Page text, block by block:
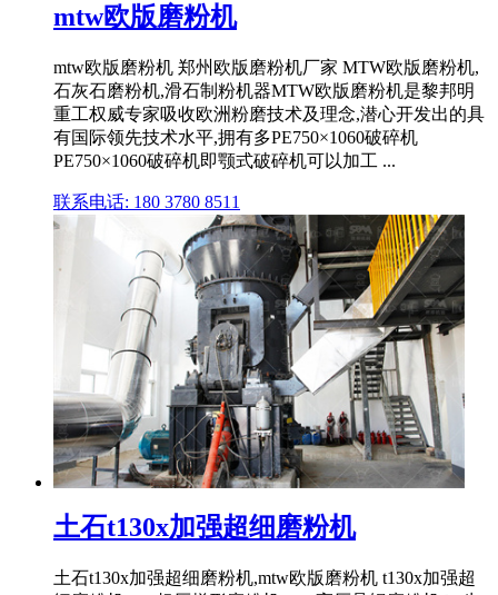
mtw欧版磨粉机
mtw欧版磨粉机 郑州欧版磨粉机厂家 MTW欧版磨粉机,
石灰石磨粉机,滑石制粉机器MTW欧版磨粉机是黎邦明
重工权威专家吸收欧洲粉磨技术及理念,潜心开发出的具
有国际领先技术水平,拥有多PE750×1060破碎机
PE750×1060破碎机即颚式破碎机可以加工 ...
联系电话: 180 3780 8511
土石t130x加强超细磨粉机
土石t130x加强超细磨粉机,mtw欧版磨粉机 t130x加强超